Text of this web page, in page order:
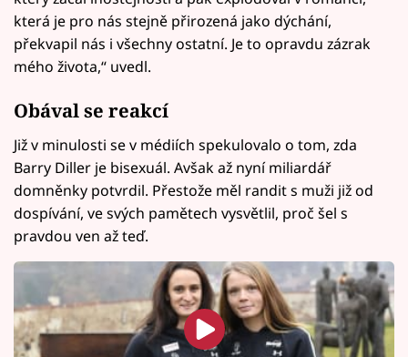
která je pro nás stejně přirozená jako dýchání,
překvapil nás i všechny ostatní. Je to opravdu zázrak
mého života,“ uvedl.
Obával se reakcí
Již v minulosti se v médiích spekulovalo o tom, zda
Barry Diller je bisexuál. Avšak až nyní miliardář
domněnky potvrdil. Přestože měl randit s muži již od
dospívání, ve svých pamětech vysvětlil, proč šel s
pravdou ven až teď.